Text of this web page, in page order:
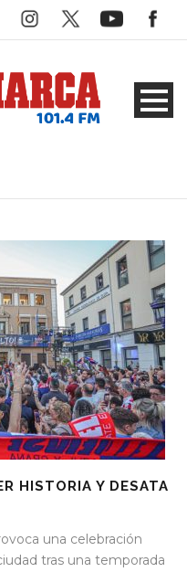
HISTORIA Y DESATA
una celebración
tras una temporada